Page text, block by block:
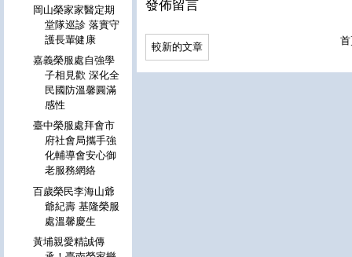
發佈留言
較新的文章
岡山榮家家醫定期
堂隊巡診 落實守
護長輩健康
嘉義榮服處自強學
子相見歡 深化全
民國防溫馨圓滿
感性
臺中榮服處拜會市
府社會局攜手強
化輔導會安心御
老服務網絡
百歲榮民李海山爺
爺紀壽 基隆榮服
處溫馨慶生
黃埔親愛精誠傳